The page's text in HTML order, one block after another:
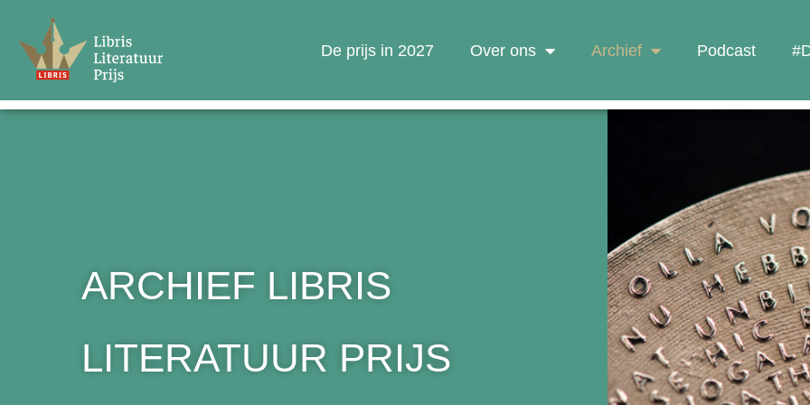
De prijs in 2027 Over ons Archief Podcast
ARCHIEF LIBRIS
LITERATUUR PRIJS